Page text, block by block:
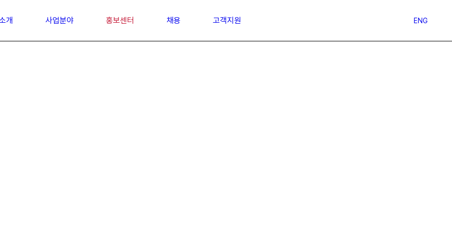
개 사업분야 홍보센터 채용 고객지원 ENG